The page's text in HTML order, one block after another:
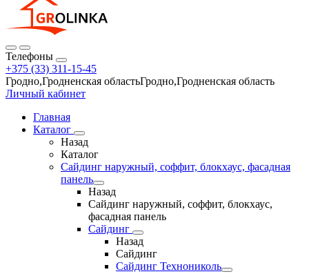
Телефоны
+375 (33) 311-15-45
Гродно,Гродненская областьГродно,Гродненская область
Личный кабинет
Главная
Каталог
Назад
Каталог
Сайдинг наружный, соффит, блокхаус, фасадная
панель
Назад
Сайдинг наружный, соффит, блокхаус,
фасадная панель
Сайдинг
Назад
Сайдинг
Сайдинг Технониколь